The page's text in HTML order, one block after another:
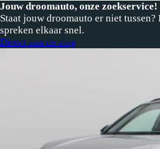
Jouw droomauto, onze zoekservice!
Staat jouw droomauto er niet tussen?
spreken elkaar snel.
Direct aan de slag